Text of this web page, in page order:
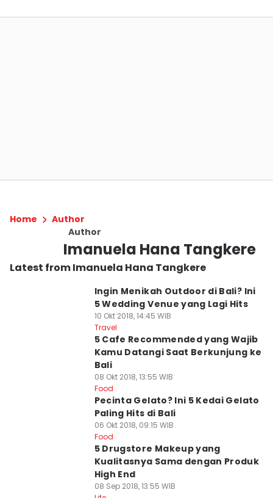
Home
Author
Author
Imanuela Hana Tangkere
Latest from Imanuela Hana Tangkere
Ingin Menikah Outdoor di Bali? Ini
5 Wedding Venue yang Lagi Hits
10 Okt 2018, 14:45 WIB
Travel
5 Cafe Recommended yang Wajib
Kamu Datangi Saat Berkunjung ke
Bali
08 Okt 2018, 13:55 WIB
Food
Pecinta Gelato? Ini 5 Kedai Gelato
Paling Hits di Bali
06 Okt 2018, 09:15 WIB
Food
5 Drugstore Makeup yang
Kualitasnya Sama dengan Produk
High End
08 Sep 2018, 13:55 WIB